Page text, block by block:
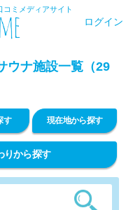
コミメディアサイト
ログイン
ウナ施設一覧（29
す 現在地から探す
りから探す